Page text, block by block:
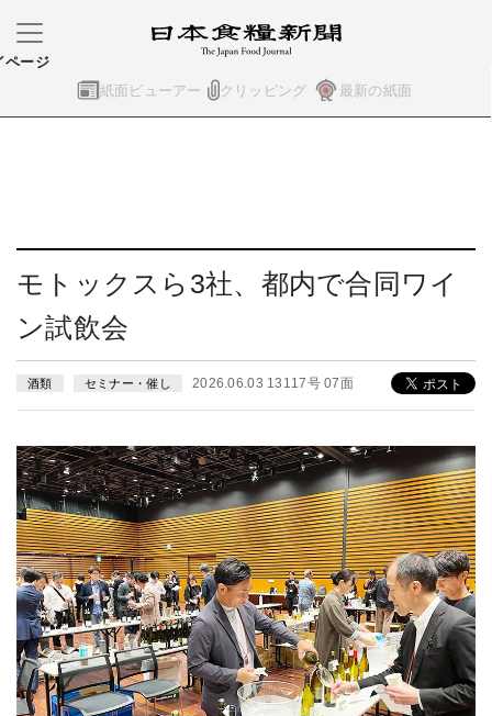
紙面ビューアー クリッピング 最新の紙面
ページ
モトックスら3社、都内で合同ワイ
ン試飲会
酒類 セミナー・催し 2026.06.03 13117号 07面